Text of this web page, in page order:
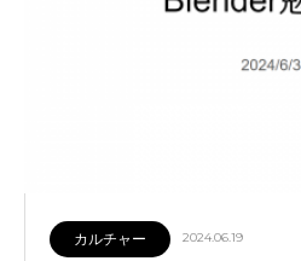
カルチャー 2024.06.19